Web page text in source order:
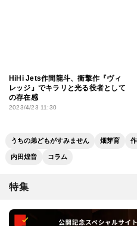
HiHi Jets作間龍斗、衝撃作『ヴィ
レッジ』でキラリと光る役者として
の存在感
2023/4/23 11:30
うちの弟どもがすみません 畑芽育
内田煌音 コラム
特集